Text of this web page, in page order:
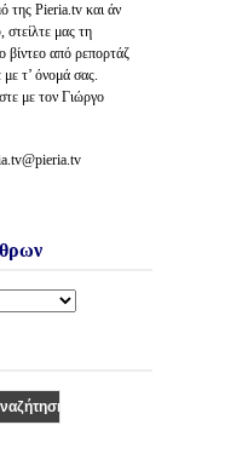
της Pieria.tv και άν
μας τη
βίντεο από ρεπορτάζ
τ’ όνομά σας.
με τον Γιώργο